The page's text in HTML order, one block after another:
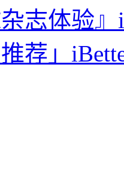
杂志体验
推荐」